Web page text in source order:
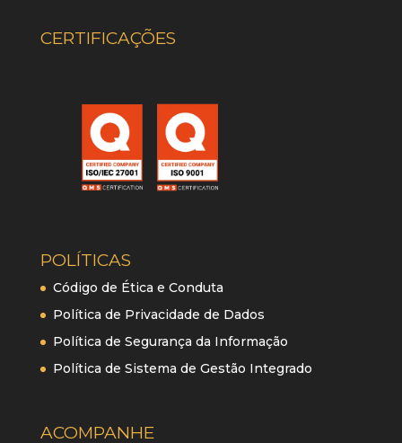
CERTIFICAÇÕES
POLÍTICAS
Código de Ética e Conduta
Política de Privacidade de Dados
Política de Segurança da Informação
Política de Sistema de Gestão Integrado
ACOMPANHE